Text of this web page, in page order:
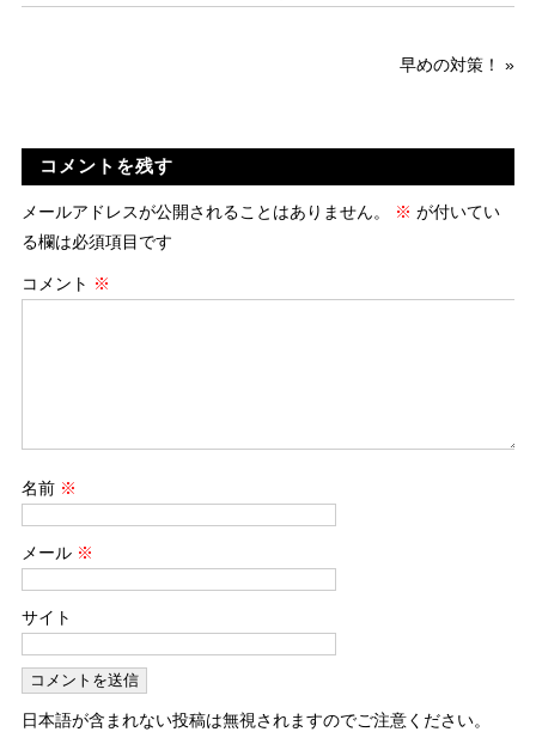
早めの対策！ »
コメントを残す
メールアドレスが公開されることはありません。 ※ が付いてい
る欄は必須項目です
コメント ※
名前 ※
メール ※
サイト
日本語が含まれない投稿は無視されますのでご注意ください。